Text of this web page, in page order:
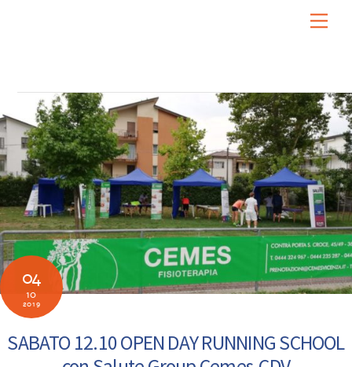
04
10
2019
SABATO 12.10 OPEN DAY RUNNING SCHOOL